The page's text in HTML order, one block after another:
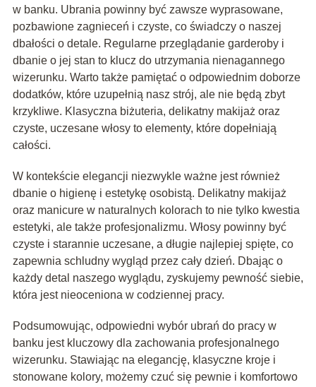
w banku. Ubrania powinny być zawsze wyprasowane,
pozbawione zagnieceń i czyste, co świadczy o naszej
dbałości o detale. Regularne przeglądanie garderoby i
dbanie o jej stan to klucz do utrzymania nienagannego
wizerunku. Warto także pamiętać o odpowiednim doborze
dodatków, które uzupełnią nasz strój, ale nie będą zbyt
krzykliwe. Klasyczna biżuteria, delikatny makijaż oraz
czyste, uczesane włosy to elementy, które dopełniają
całości.
W kontekście elegancji niezwykle ważne jest również
dbanie o higienę i estetykę osobistą. Delikatny makijaż
oraz manicure w naturalnych kolorach to nie tylko kwestia
estetyki, ale także profesjonalizmu. Włosy powinny być
czyste i starannie uczesane, a długie najlepiej spięte, co
zapewnia schludny wygląd przez cały dzień. Dbając o
każdy detal naszego wyglądu, zyskujemy pewność siebie,
która jest nieoceniona w codziennej pracy.
Podsumowując, odpowiedni wybór ubrań do pracy w
banku jest kluczowy dla zachowania profesjonalnego
wizerunku. Stawiając na elegancję, klasyczne kroje i
stonowane kolory, możemy czuć się pewnie i komfortowo